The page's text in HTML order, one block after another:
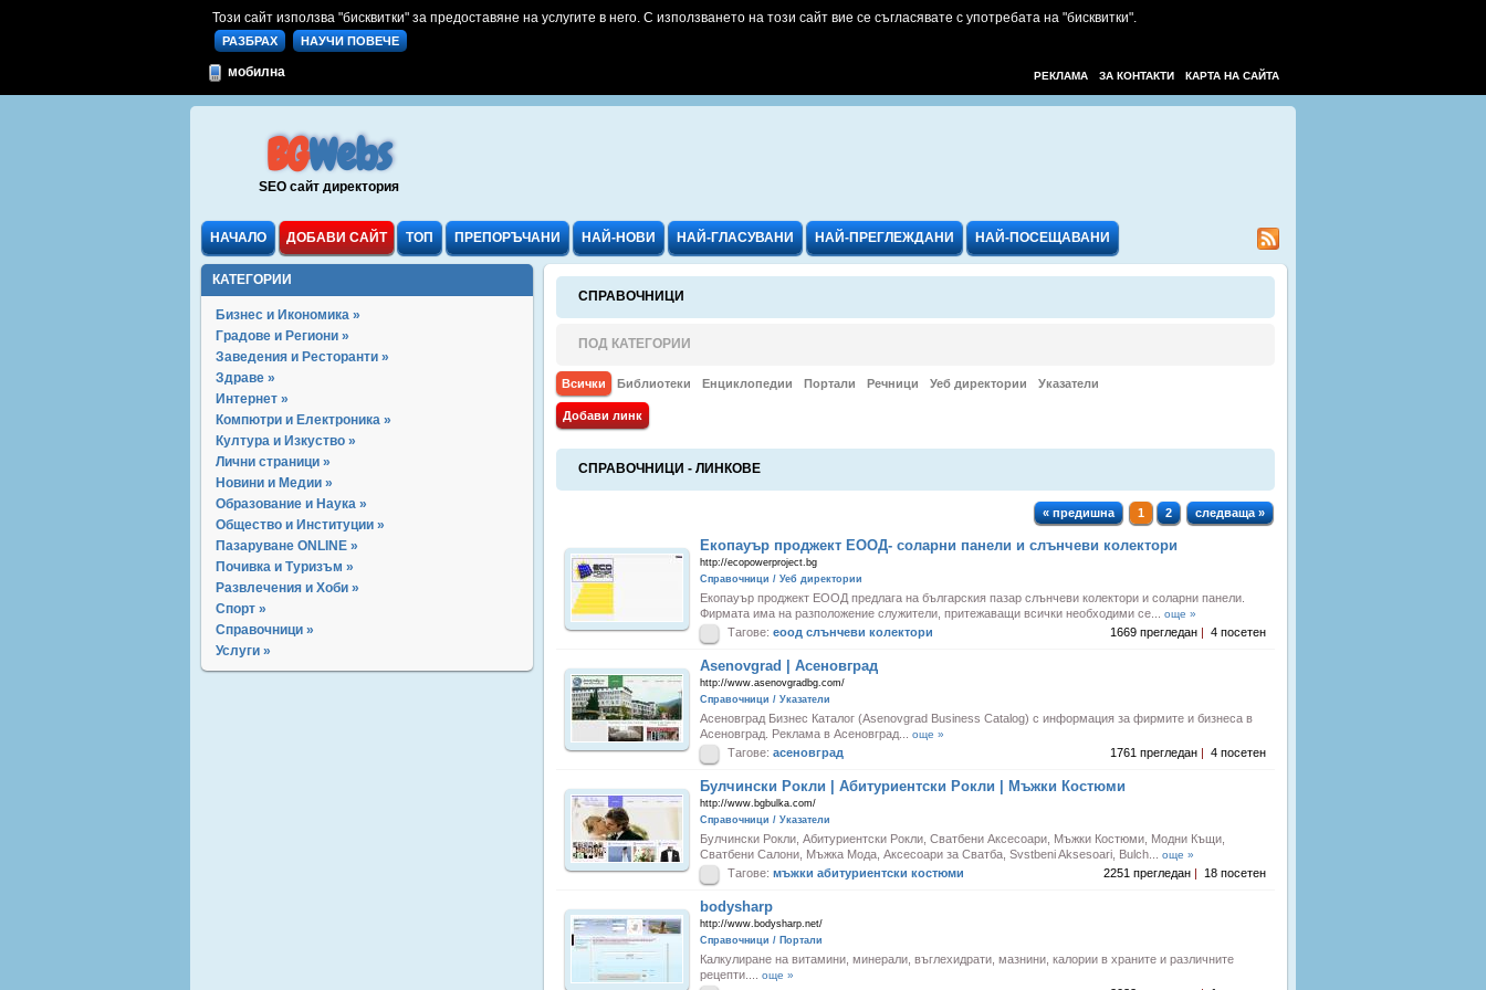
Този сайт използва "бисквитки" за предоставяне на услугите в него. С използването на този сайт вие се съгласявате с употребата на "бисквитки".
РАЗБРАХ НАУЧИ ПОВЕЧЕ
мобилна КАРТА НА САЙТА
ЗА КОНТАКТИ
РЕКЛАМА
BGWebs
SEO сайт директория
НАЧАЛО ДОБАВИ САЙТ ТОП ПРЕПОРЪЧАНИ НАЙ-НОВИ НАЙ-ГЛАСУВАНИ НАЙ-ПРЕГЛЕЖДАНИ НАЙ-ПОСЕЩАВАНИ
КАТЕГОРИИ
Бизнес и Икономика »
Градове и Региони »
Заведения и Ресторанти »
Здраве »
Интернет »
Компютри и Електроника »
Култура и Изкуство »
Лични страници »
Новини и Медии »
Образование и Наука »
Общество и Институции »
Пазаруване ONLINE »
Почивка и Туризъм »
Развлечения и Хоби »
Спорт »
Справочници »
Услуги »
СПРАВОЧНИЦИ
ПОД КАТЕГОРИИ
Всички Библиотеки Енциклопедии Портали Речници Уеб директории Указатели
Добави линк
СПРАВОЧНИЦИ - ЛИНКОВЕ
« предишна 1 2 следваща »
Екопауър проджект ЕООД- соларни панели и слънчеви колектори
http://ecopowerproject.bg
Справочници / Уеб директории
Екопауър проджект ЕООД предлага на българския пазар слънчеви колектори и соларни панели.
Фирмата има на разположение служители, притежаващи всички необходими се... още »
Тагове: еоод слънчеви колектори 1669 прегледан | 4 посетен
Asenovgrad | Асеновград
http://www.asenovgradbg.com/
Справочници / Указатели
Асеновград Бизнес Каталог (Asenovgrad Business Catalog) с информация за фирмите и бизнеса в
Асеновград. Реклама в Асеновград... още »
Тагове: асеновград 1761 прегледан | 4 посетен
Булчински Рокли | Абитуриентски Рокли | Мъжки Костюми
http://www.bgbulka.com/
Справочници / Указатели
Булчински Рокли, Абитуриентски Рокли, Сватбени Аксесоари, Мъжки Костюми, Модни Къщи,
Сватбени Салони, Мъжка Мода, Аксесоари за Сватба, Svstbeni Aksesoari, Bulch... още »
Тагове: мъжки абитуриентски костюми 2251 прегледан | 18 посетен
bodysharp
http://www.bodysharp.net/
Справочници / Портали
Калкулиране на витамини, минерали, въглехидрати, мазнини, калории в храните и различните
рецепти.... още »